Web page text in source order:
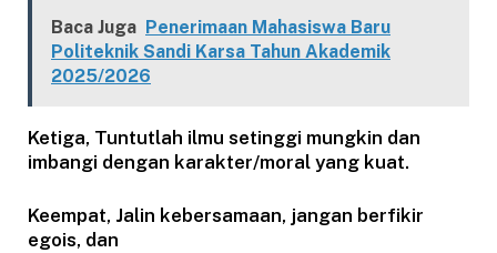
Baca Juga Penerimaan Mahasiswa Baru
Politeknik Sandi Karsa Tahun Akademik
2025/2026
Ketiga, Tuntutlah ilmu setinggi mungkin dan
imbangi dengan karakter/moral yang kuat.
Keempat, Jalin kebersamaan, jangan berfikir
egois, dan